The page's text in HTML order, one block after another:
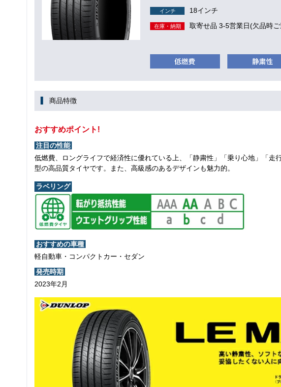
インチ 18インチ
在庫・納期 取寄せ品 3-5営業日(欠品時
商品特徴
おすすめポイント!
注目の性能
低燃費、ロングライフで経済性に優れている上、「静粛性」「乗り心地」「
型の高品質タイヤです。また、高級感のあるデザインも魅力的。
ラベリング
おすすめの車種
軽自動車・コンパクトカー・セダン
発売時期
2023年2月